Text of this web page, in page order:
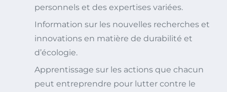
personnels et des expertises variées.
Information sur les nouvelles recherches et
innovations en matière de durabilité et
d’écologie.
Apprentissage sur les actions que chacun
peut entreprendre pour lutter contre le